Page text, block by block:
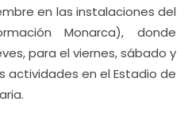
en las instalaciones del
Monarca), donde
para el viernes, sábado y
actividades en el Estadio de